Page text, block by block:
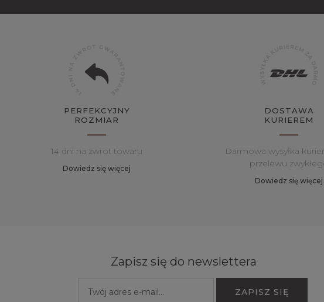
PERFEKCYJNY
ROZMIAR
14 dni na zwrot towaru
Dowiedz się więcej
DOSTAWA
KURIEREM
Darmowa wysyłka
przelewu
Dowiedz się więcej
Zapisz się do newslettera